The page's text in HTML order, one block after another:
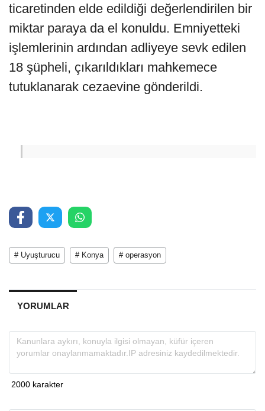
ticaretinden elde edildiği değerlendirilen bir
miktar paraya da el konuldu. Emniyetteki
işlemlerinin ardından adliyeye sevk edilen
18 şüpheli, çıkarıldıkları mahkemece
tutuklanarak cezaevine gönderildi.
# Uyuşturucu # Konya # operasyon
YORUMLAR